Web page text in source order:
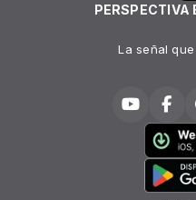
PERSPECTIVA
La señal